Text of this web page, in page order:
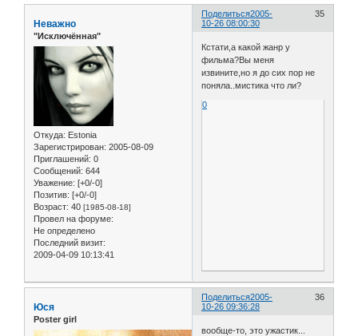
Поделиться 35
2005-
10-26 08:00:30
Неважно
"Исключённая"
Откуда: Estonia
Зарегистрирован: 2005-08-09
Приглашений: 0
Сообщений: 644
Уважение: [+0/-0]
Позитив: [+0/-0]
Возраст: 40 [1985-08-18]
Провел на форуме:
Не определено
Последний визит:
2009-04-09 10:13:41
Кстати,а какой жанр у
фильма?Вы меня
извините,но я до сих пор не
поняла..мистика что ли?
0
Поделиться 36
2005-
10-26 09:36:28
Юся
Poster girl
вообще-то, это ужастик...